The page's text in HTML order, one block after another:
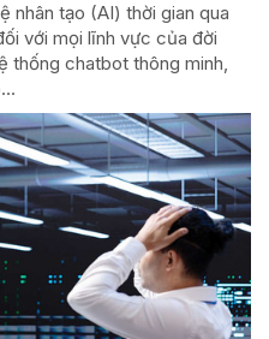
nhân tạo (AI) thời gian qua
với mọi lĩnh vực của đời
thống chatbot thông minh,